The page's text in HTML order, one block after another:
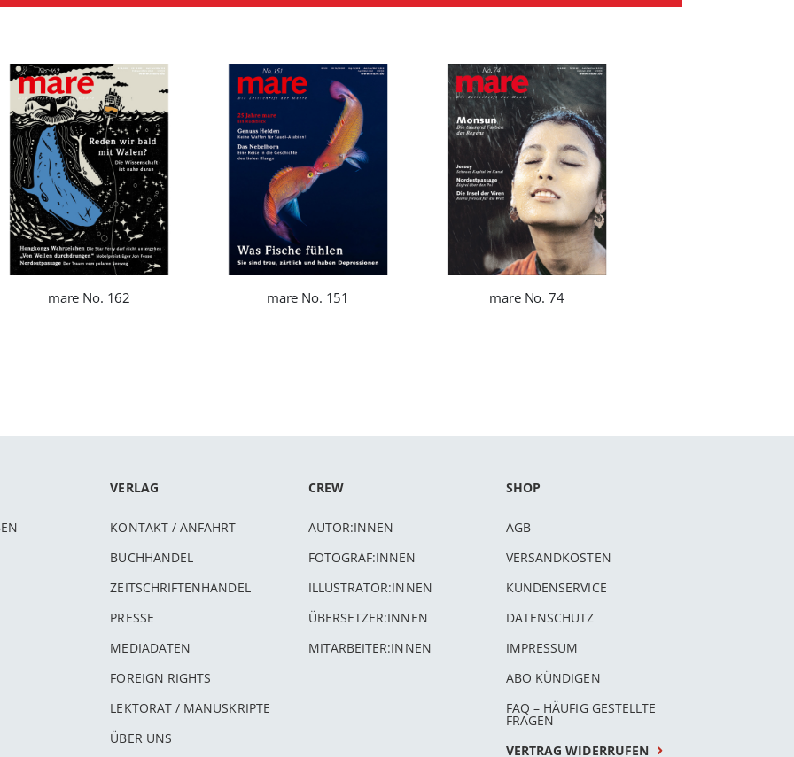
mare No. 162 mare No. 151 mare No. 74
VERLAG
KONTAKT / ANFAHRT
BUCHHANDEL
ZEITSCHRIFTENHANDEL
PRESSE
MEDIADATEN
FOREIGN RIGHTS
LEKTORAT / MANUSKRIPTE
ÜBER UNS
CREW
AUTOR:INNEN
FOTOGRAF:INNEN
ILLUSTRATOR:INNEN
ÜBERSETZER:INNEN
MITARBEITER:INNEN
SHOP
AGB
VERSANDKOSTEN
KUNDENSERVICE
DATENSCHUTZ
IMPRESSUM
ABO KÜNDIGEN
FAQ – HÄUFIG GESTELLTE
FRAGEN
VERTRAG WIDERRUFEN